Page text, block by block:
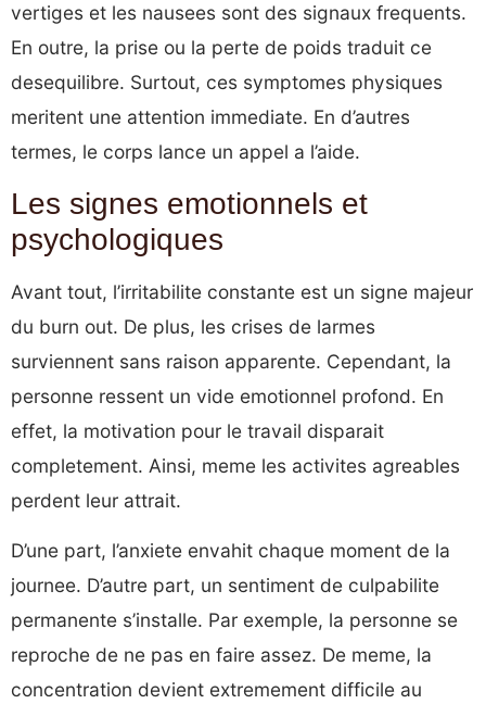
vertiges et les nausees sont des signaux frequents.
En outre, la prise ou la perte de poids traduit ce
desequilibre. Surtout, ces symptomes physiques
meritent une attention immediate. En d’autres
termes, le corps lance un appel a l’aide.
Les signes emotionnels et
psychologiques
Avant tout, l’irritabilite constante est un signe majeur
du burn out. De plus, les crises de larmes
surviennent sans raison apparente. Cependant, la
personne ressent un vide emotionnel profond. En
effet, la motivation pour le travail disparait
completement. Ainsi, meme les activites agreables
perdent leur attrait.
D’une part, l’anxiete envahit chaque moment de la
journee. D’autre part, un sentiment de culpabilite
permanente s’installe. Par exemple, la personne se
reproche de ne pas en faire assez. De meme, la
concentration devient extremement difficile au